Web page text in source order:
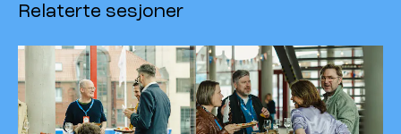
Relaterte sesjoner